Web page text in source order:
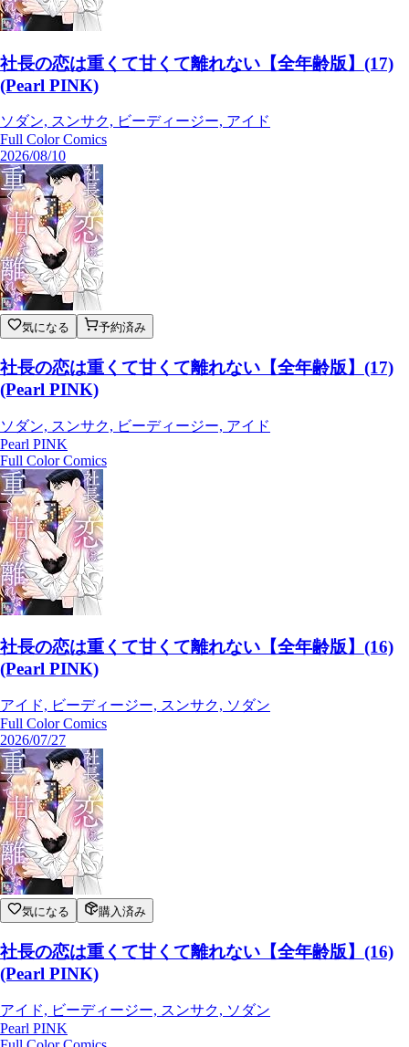
社長の恋は重くて甘くて離れない【全年齢版】(17)
(Pearl PINK)
ソダン, スンサク, ビーディージー, アイド
Full Color Comics
2026/08/10
気になる 予約済み
社長の恋は重くて甘くて離れない【全年齢版】(17)
(Pearl PINK)
ソダン, スンサク, ビーディージー, アイド
Pearl PINK
Full Color Comics
社長の恋は重くて甘くて離れない【全年齢版】(16)
(Pearl PINK)
アイド, ビーディージー, スンサク, ソダン
Full Color Comics
2026/07/27
気になる 購入済み
社長の恋は重くて甘くて離れない【全年齢版】(16)
(Pearl PINK)
アイド, ビーディージー, スンサク, ソダン
Pearl PINK